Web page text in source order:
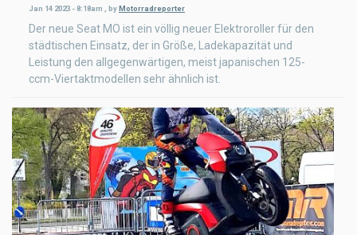
Jan 14 2023 - 8:18am , by Motorradreporter
Der neue Seat MO ist ein völlig neuer Elektroroller für den
städtischen Einsatz, der in Größe, Ladekapazität und
Leistung den allgegenwärtigen, meist japanischen 125-
ccm-Viertaktmodellen sehr ähnlich ist.